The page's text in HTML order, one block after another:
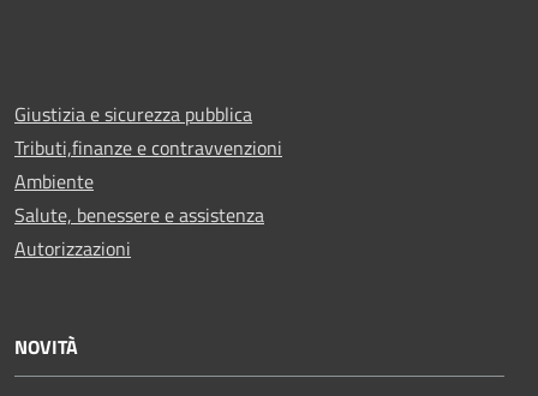
Giustizia e sicurezza pubblica
Tributi,finanze e contravvenzioni
Ambiente
Salute, benessere e assistenza
Autorizzazioni
NOVITÀ